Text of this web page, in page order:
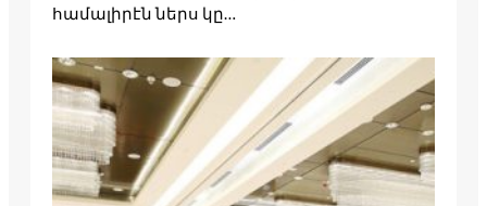
համալիրէն ներս կը…